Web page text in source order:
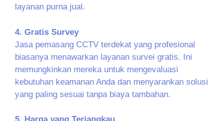
layanan purna jual.
4. Gratis Survey
Jasa pemasang CCTV terdekat yang profesional
biasanya menawarkan layanan survei gratis. Ini
memungkinkan mereka untuk mengevaluasi
kebutuhan keamanan Anda dan menyarankan solusi
yang paling sesuai tanpa biaya tambahan.